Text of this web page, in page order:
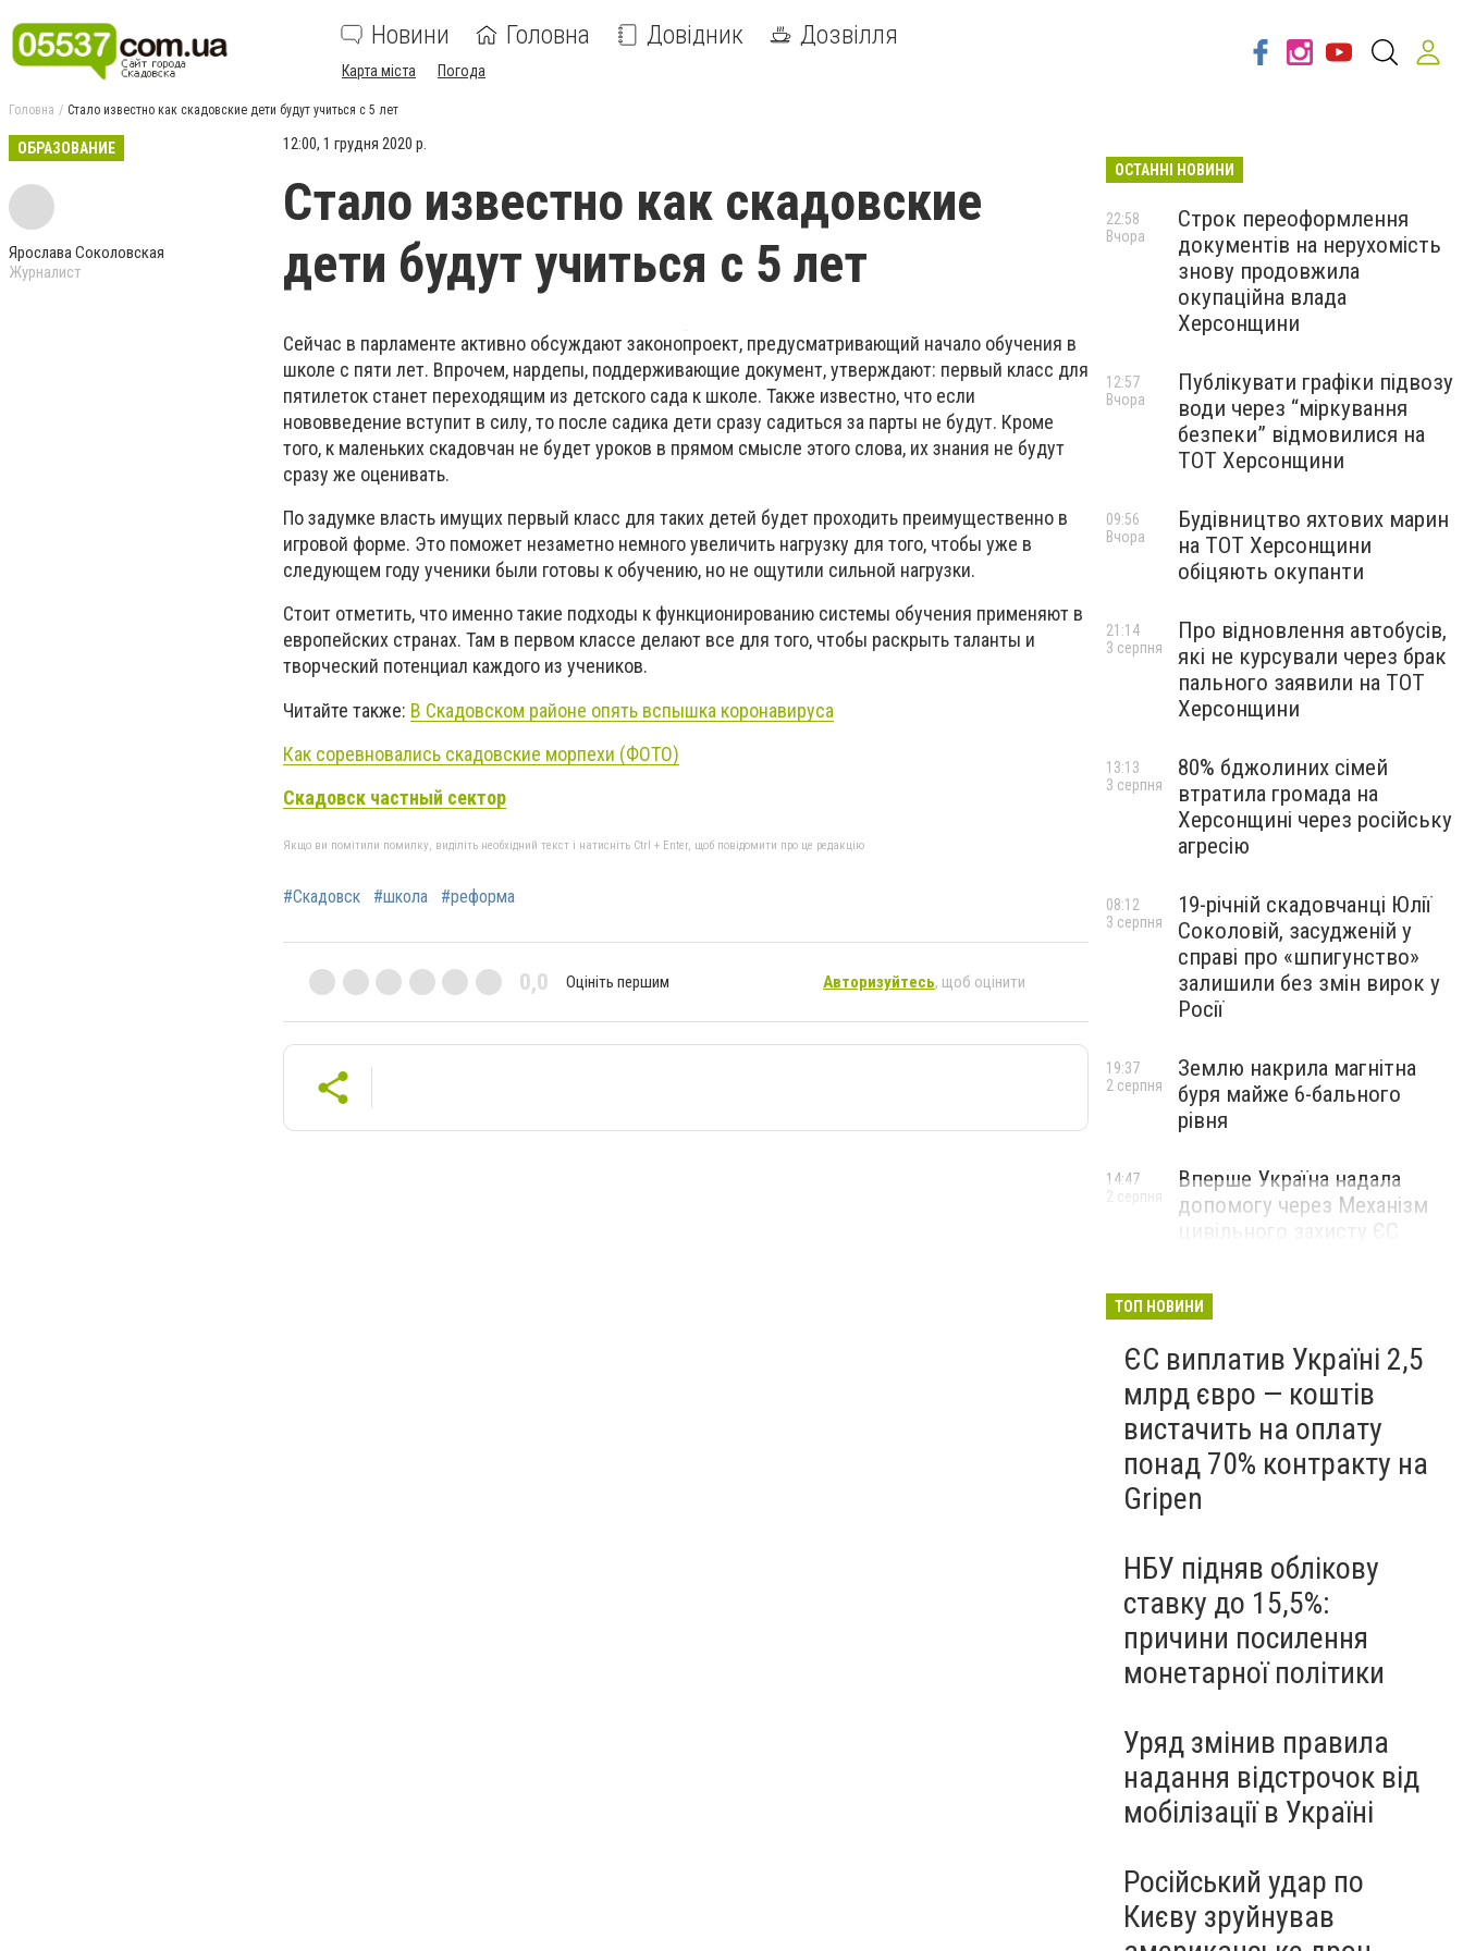
Новини Головна Довідник Дозвілля
Карта міста Погода
Головна Стало известно как скадовские дети будут учиться с 5 лет
ОБРАЗОВАНИЕ
Ярослава Соколовская
Журналист
12:00, 1 грудня 2020 р.
Стало известно как скадовские
дети будут учиться с 5 лет
Сейчас в парламенте активно обсуждают законопроект, предусматривающий начало обучения в
школе с пяти лет. Впрочем, нардепы, поддерживающие документ, утверждают: первый класс для
пятилеток станет переходящим из детского сада к школе. Также известно, что если
нововведение вступит в силу, то после садика дети сразу садиться за парты не будут. Кроме
того, к маленьких скадовчан не будет уроков в прямом смысле этого слова, их знания не будут
сразу же оценивать.
По задумке власть имущих первый класс для таких детей будет проходить преимущественно в
игровой форме. Это поможет незаметно немного увеличить нагрузку для того, чтобы уже в
следующем году ученики были готовы к обучению, но не ощутили сильной нагрузки.
Стоит отметить, что именно такие подходы к функционированию системы обучения применяют в
европейских странах. Там в первом классе делают все для того, чтобы раскрыть таланты и
творческий потенциал каждого из учеников.
Читайте также: В Скадовском районе опять вспышка коронавируса
Как соревновались скадовские морпехи (ФОТО)
Скадовск частный сектор
Якщо ви помітили помилку, виділіть необхідний текст і натисніть Ctrl + Enter, щоб повідомити про це редакцію
#Скадовск #школа #реформа
0,0 Оцініть першим Авторизуйтесь, щоб оцінити
ОСТАННІ НОВИНИ
Строк переоформлення
документів на нерухомість
знову продовжила
окупаційна влада
Херсонщини
22:58
Вчора
Публікувати графіки підвозу
води через “міркування
безпеки” відмовилися на
ТОТ Херсонщини
12:57
Вчора
Будівництво яхтових марин
на ТОТ Херсонщини
обіцяють окупанти
09:56
Вчора
Про відновлення автобусів,
які не курсували через брак
пального заявили на ТОТ
Херсонщини
21:14
3 серпня
80% бджолиних сімей
втратила громада на
Херсонщині через російську
агресію
13:13
3 серпня
19-річній скадовчанці Юлії
Соколовій, засудженій у
справі про «шпигунство»
залишили без змін вирок у
Росії
08:12
3 серпня
Землю накрила магнітна
буря майже 6-бального
рівня
19:37
2 серпня
Вперше Україна надала
допомогу через Механізм
цивільного захисту ЄС
14:47
2 серпня
ТОП НОВИНИ
ЄС виплатив Україні 2,5
млрд євро — коштів
вистачить на оплату
понад 70% контракту на
Gripen
НБУ підняв облікову
ставку до 15,5%:
причини посилення
монетарної політики
Уряд змінив правила
надання відстрочок від
мобілізації в Україні
Російський удар по
Києву зруйнував